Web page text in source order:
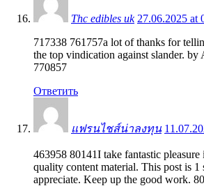
Thc edibles uk 27.06.2025 at
717338 761757a lot of thanks for
the top vindication against slander. by
770857
Ответить
แฟรนไชส์น่าลงทุน
463958 80141I take fantastic
quality content material. This post is
appreciate. Keep up the good work.